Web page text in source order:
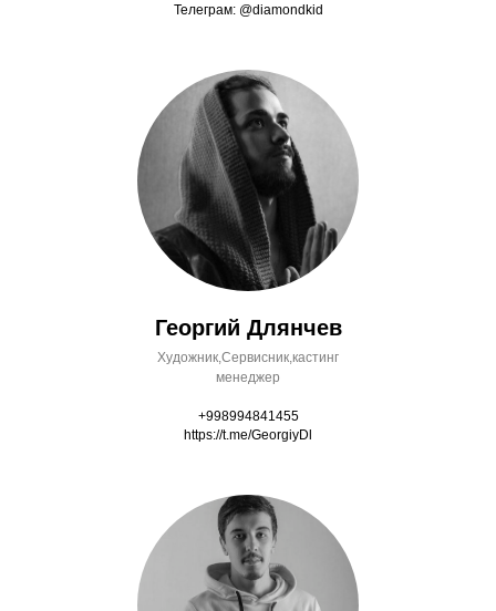
Телеграм: @diamondkid
Георгий Длянчев
Художник,Сервисник,кастинг
менеджер
+998994841455
https://t.me/GeorgiyDl